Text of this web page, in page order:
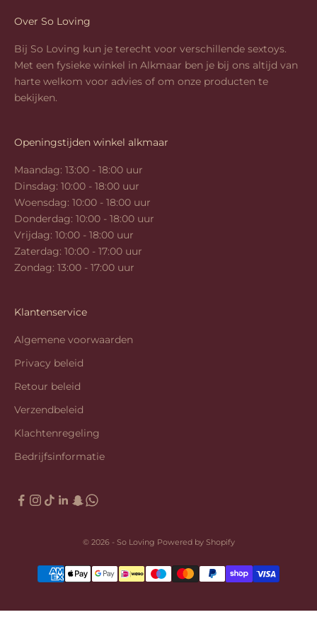
Over So Loving
Bij So Loving kun je terecht voor verschillende sextoys.
Met een fysieke winkel in Alkmaar ben je bij ons altijd van
harte welkom voor advies of om onze producten te
bekijken.
Openingstijden winkel alkmaar
Maandag: 13:00 - 18:00 uur
Dinsdag: 10:00 - 18:00 uur
Woensdag: 10:00 - 18:00 uur
Donderdag: 10:00 - 18:00 uur
Vrijdag: 10:00 - 18:00 uur
Zaterdag: 10:00 - 17:00 uur
Zondag: 13:00 - 17:00 uur
Klantenservice
Algemene voorwaarden
Privacy beleid
Retour beleid
Verzendbeleid
Klachtenregeling
Bedrijfsinformatie
© 2026 - So Loving Powered by Shopify